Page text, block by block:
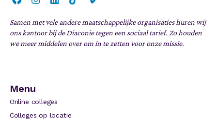
Samen met vele andere maatschappelijke organisaties huren wij
ons kantoor bij de Diaconie tegen een sociaal tarief. Zo houden
we meer middelen over om in te zetten voor onze missie.
Menu
Online colleges
Colleges op locatie